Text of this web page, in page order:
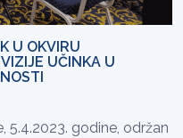
U OKVIRU
UČINKA U
5.4.2023. godine, održan